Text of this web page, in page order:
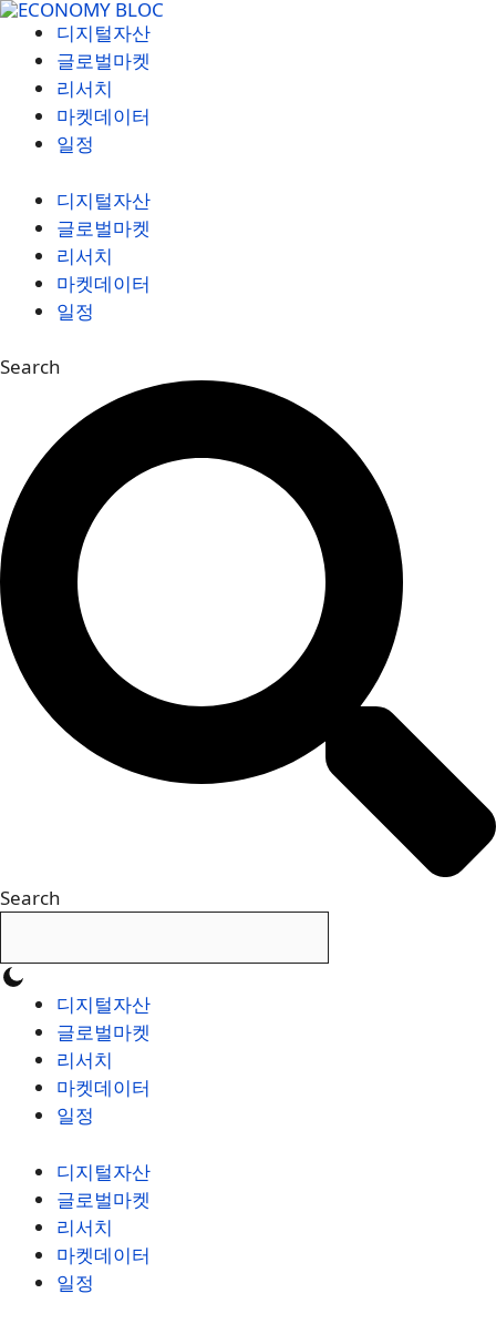
컨
디지털자산
글로벌마켓
리서치
마켓데이터
일정
디지털자산
글로벌마켓
리서치
마켓데이터
일정
Search
Search
디지털자산
글로벌마켓
리서치
마켓데이터
일정
디지털자산
글로벌마켓
리서치
마켓데이터
일정